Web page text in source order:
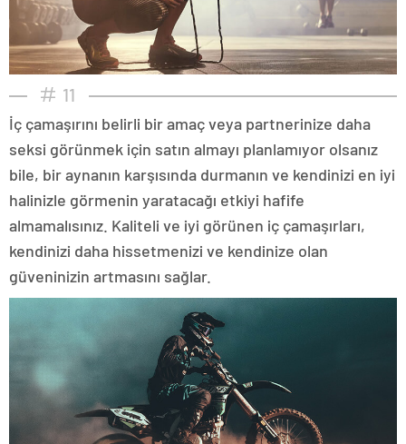
11
İç çamaşırını belirli bir amaç veya partnerinize daha
seksi görünmek için satın almayı planlamıyor olsanız
bile, bir aynanın karşısında durmanın ve kendinizi en iyi
halinizle görmenin yaratacağı etkiyi hafife
almamalısınız. Kaliteli ve iyi görünen iç çamaşırları,
kendinizi daha hissetmenizi ve kendinize olan
güveninizin artmasını sağlar.